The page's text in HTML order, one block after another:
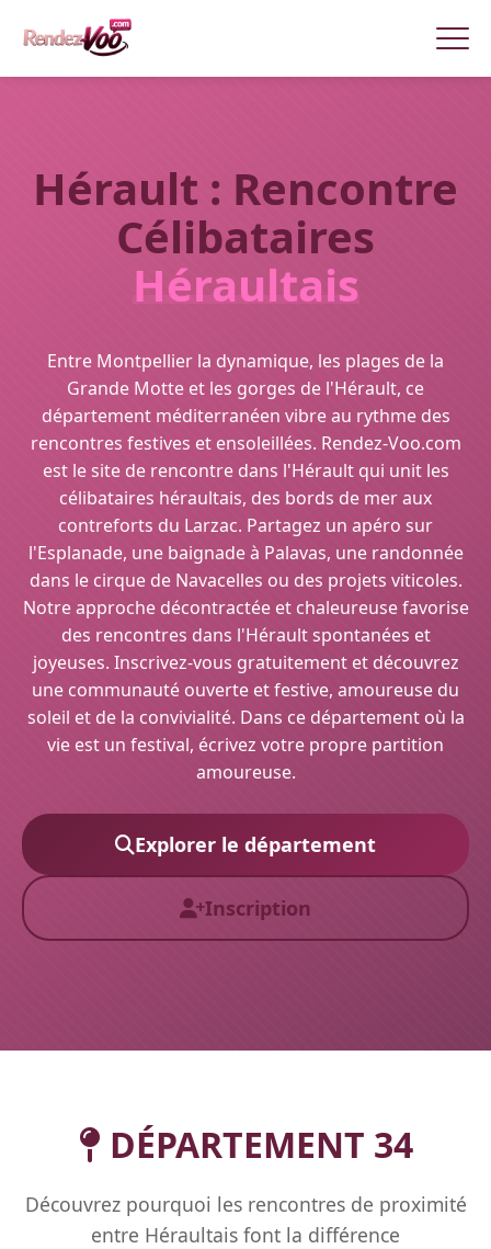
Hérault : Rencontre
Célibataires
Héraultais
Entre Montpellier la dynamique, les plages de la
Grande Motte et les gorges de l'Hérault, ce
département méditerranéen vibre au rythme des
rencontres festives et ensoleillées. Rendez-Voo.com
est le site de rencontre dans l'Hérault qui unit les
célibataires héraultais, des bords de mer aux
contreforts du Larzac. Partagez un apéro sur
l'Esplanade, une baignade à Palavas, une randonnée
dans le cirque de Navacelles ou des projets viticoles.
Notre approche décontractée et chaleureuse favorise
des rencontres dans l'Hérault spontanées et
joyeuses. Inscrivez-vous gratuitement et découvrez
une communauté ouverte et festive, amoureuse du
soleil et de la convivialité. Dans ce département où la
vie est un festival, écrivez votre propre partition
amoureuse.
Explorer le département
Inscription
DÉPARTEMENT 34
Découvrez pourquoi les rencontres de proximité
entre Héraultais font la différence